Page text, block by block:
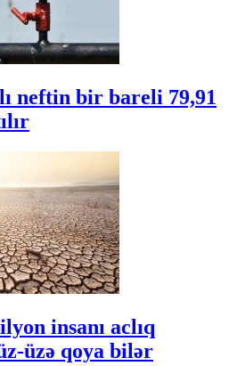
neftin bir bareli 79,91
insanı aclıq
üzə qoya bilər